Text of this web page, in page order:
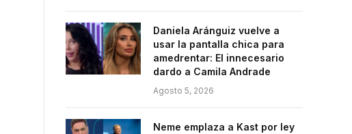
Daniela Aránguiz vuelve a
usar la pantalla chica para
amedrentar: El innecesario
dardo a Camila Andrade
Agosto 5, 2026
Neme emplaza a Kast por ley